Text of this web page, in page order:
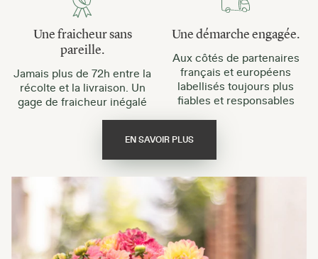
Une fraicheur sans
pareille.
Jamais plus de 72h entre la
récolte et la livraison. Un
gage de fraicheur inégalé
Une démarche engagée.
Aux côtés de partenaires
français et européens
labellisés toujours plus
fiables et responsables
EN SAVOIR PLUS